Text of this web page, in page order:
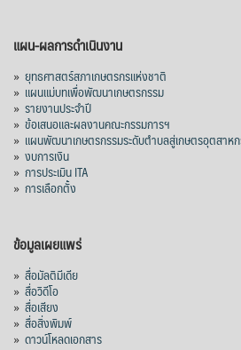
แผน-ผลการดำเนินงาน
» ยุทธศาสตร์สภาเกษตรกรแห่งชาติ
» แผนแม่บทเพื่อพัฒนาเกษตรกรรม
» รายงานประจำปี
» ข้อเสนอและผลงานคณะกรรมการฯ
» แผนพัฒนาเกษตรกรรมระดับตำบลสู่เกษตรอุตสาห
» งบการเงิน
» การประเมิน ITA
» การเลือกตั้ง
ข้อมูลเผยแพร่
» สื่อมัลติมีเดีย
» สื่อวิดีโอ
» สื่อเสียง
» สื่อสิ่งพิมพ์
» ดาวน์โหลดเอกสาร